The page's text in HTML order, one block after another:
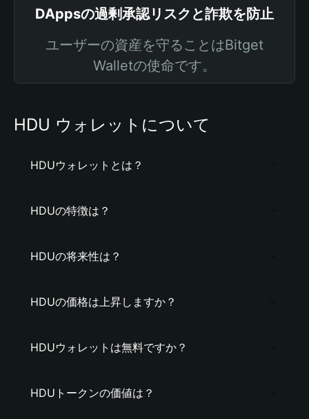
DAppsの過剰承認リスクと詐欺を防止
ユーザーの資産を守ることはBitget
Walletの使命です。
HDU ウォレットについて
HDUウォレットとは？
HDUの特徴は？
HDUの将来性は？
HDUの価格は上昇しますか？
HDUウォレットは無料ですか？
HDUトークンの価値は？